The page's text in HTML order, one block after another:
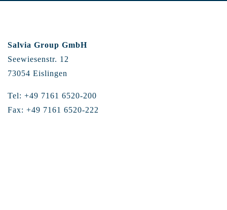
Salvia Group GmbH
Seewiesenstr. 12
73054 Eislingen
Tel: +49 7161 6520-200
Fax: +49 7161 6520-222